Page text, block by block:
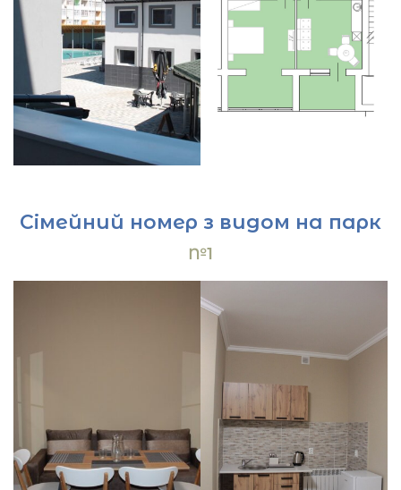
Сімейний номер з видом на парк
№1